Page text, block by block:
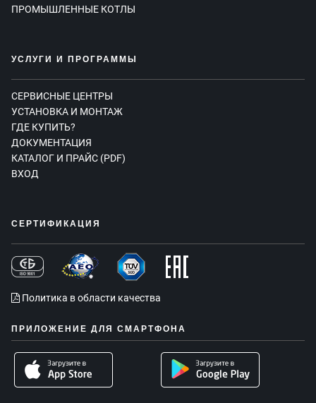
ПРОМЫШЛЕННЫЕ КОТЛЫ
УСЛУГИ И ПРОГРАММЫ
СЕРВИСНЫЕ ЦЕНТРЫ
УСТАНОВКА И МОНТАЖ
ГДЕ КУПИТЬ?
ДОКУМЕНТАЦИЯ
КАТАЛОГ И ПРАЙС (PDF)
ВХОД
СЕРТИФИКАЦИЯ
Политика в области качества
ПРИЛОЖЕНИЕ ДЛЯ СМАРТФОНА